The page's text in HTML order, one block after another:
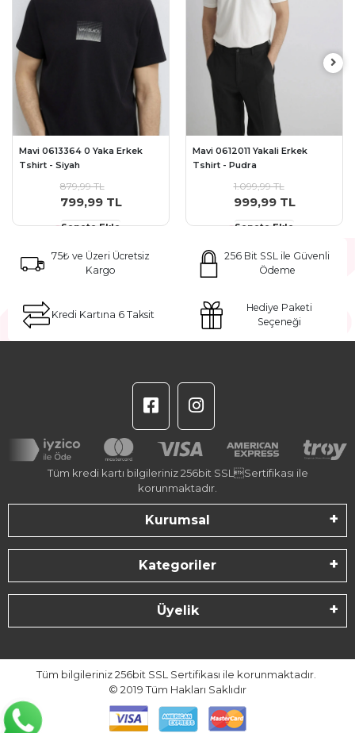
Mavi 0613364 0 Yaka Erkek
Tshirt - Siyah
879,99 TL
799,99 TL
Sepete Ekle
Mavi 0612011 Yakali Erkek
Tshirt - Pudra
1.099,99 TL
999,99 TL
Sepete Ekle
75₺ ve Üzeri Ücretsiz
Kargo
256 Bit SSL ile Güvenli
Ödeme
Kredi Kartına 6 Taksit
Hediye Paketi
Seçeneği
Tüm kredi kartı bilgileriniz 256bit SSLSertifikası ile
korunmaktadır.
Kurumsal
Kategoriler
Üyelik
Tüm bilgileriniz 256bit SSL Sertifikası ile korunmaktadır.
© 2019Tüm Hakları Saklıdır